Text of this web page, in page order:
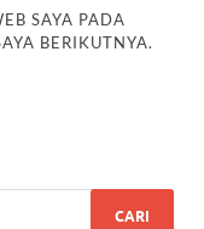
SAYA PADA
BERIKUTNYA.